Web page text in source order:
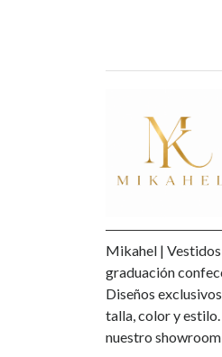
Mikahel |
graduación
Diseños
talla, color y
nuestro